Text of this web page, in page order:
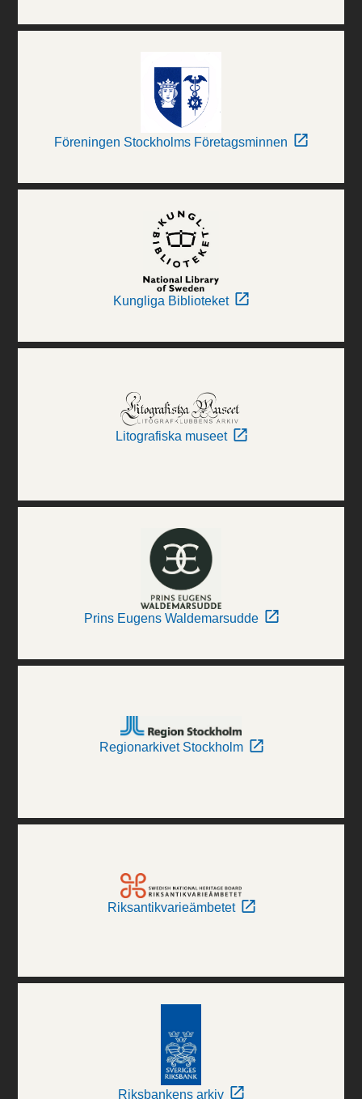
Föreningen Stockholms Företagsminnen
Kungliga Biblioteket
Litografiska museet
Prins Eugens Waldemarsudde
Regionarkivet Stockholm
Riksantikvarieämbetet
Riksbankens arkiv